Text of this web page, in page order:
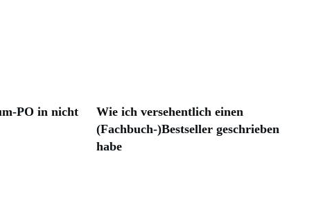
PO in nicht
Wie ich versehentlich einen
(Fachbuch-)Bestseller geschrieben
habe